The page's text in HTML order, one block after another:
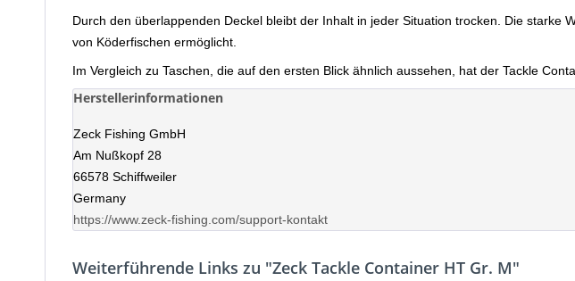
Durch den überlappenden Deckel bleibt der Inhalt in jeder Situation trocken. Die
von Köderfischen ermöglicht.
Im Vergleich zu Taschen, die auf den ersten Blick ähnlich aussehen, hat der Tackle
Herstellerinformationen
Zeck Fishing GmbH
Am Nußkopf 28
66578 Schiffweiler
Germany
https://www.zeck-fishing.com/support-kontakt
Weiterführende Links zu "Zeck Tackle Container HT Gr. M"